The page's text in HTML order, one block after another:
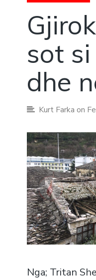
sot
dhe
Kurt Farka on
Nga; Tritan